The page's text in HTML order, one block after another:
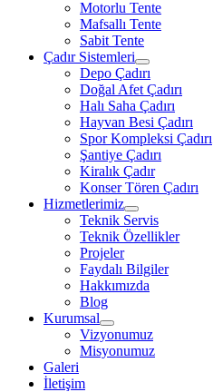
Motorlu Tente
Mafsallı Tente
Sabit Tente
Çadır Sistemleri
Depo Çadırı
Doğal Afet Çadırı
Halı Saha Çadırı
Hayvan Besi Çadırı
Spor Kompleksi Çadırı
Şantiye Çadırı
Kiralık Çadır
Konser Tören Çadırı
Hizmetlerimiz
Teknik Servis
Teknik Özellikler
Projeler
Faydalı Bilgiler
Hakkımızda
Blog
Kurumsal
Vizyonumuz
Misyonumuz
Galeri
İletişim